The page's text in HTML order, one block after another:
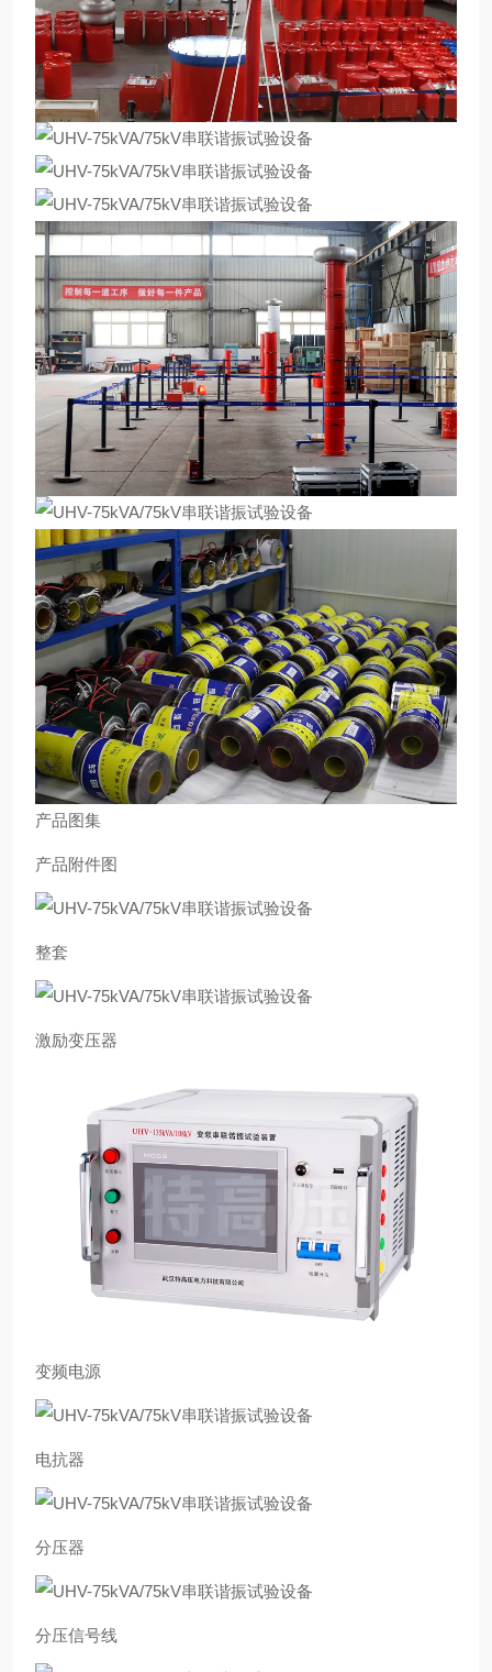
产品图集
产品附件图
整套
激励变压器
变频电源
电抗器
分压器
分压信号线